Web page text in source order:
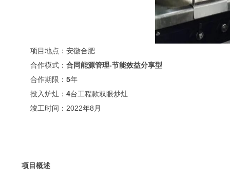
项目地点：安徽合肥
合作模式： 合同能源管理-节能效益分享型
合作期限： 5年
投入炉灶： 4台工程款双眼炒灶
竣工时间：2022年8月
项目概述